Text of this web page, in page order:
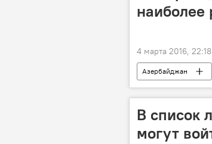
наиболее
4 марта 2016, 22:18
Азербайджан
Турция
В список
могут